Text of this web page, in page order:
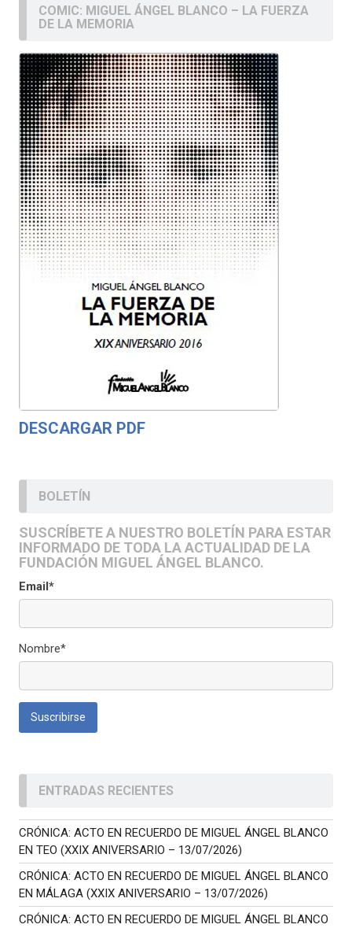
COMIC: MIGUEL ÁNGEL BLANCO – LA FUERZA
DE LA MEMORIA
DESCARGAR PDF
BOLETÍN
SUSCRÍBETE A NUESTRO BOLETÍN PARA ESTAR
INFORMADO DE TODA LA ACTUALIDAD DE LA
FUNDACIÓN MIGUEL ÁNGEL BLANCO.
Email*
Nombre*
ENTRADAS RECIENTES
CRÓNICA: ACTO EN RECUERDO DE MIGUEL ÁNGEL BLANCO
EN TEO (XXIX ANIVERSARIO – 13/07/2026)
CRÓNICA: ACTO EN RECUERDO DE MIGUEL ÁNGEL BLANCO
EN MÁLAGA (XXIX ANIVERSARIO – 13/07/2026)
CRÓNICA: ACTO EN RECUERDO DE MIGUEL ÁNGEL BLANCO